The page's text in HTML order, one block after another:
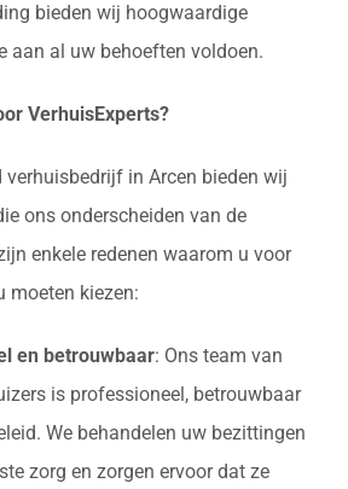
bieden wij hoogwaardige
aan al uw behoeften voldoen.
VerhuisExperts?
verhuisbedrijf in Arcen bieden wij
ons onderscheiden van de
enkele redenen waarom u voor
moeten kiezen:
en betrouwbaar: Ons team van
is professioneel, betrouwbaar
We behandelen uw bezittingen
zorg en zorgen ervoor dat ze